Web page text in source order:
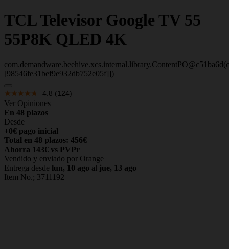
TCL Televisor Google TV 55
55P8K QLED 4K
[98546fe31bef9e932db752e05f]])
4.8 (124)
Ver Opiniones
En 48 plazos
Desde
+0€ pago inicial
Total en 48 plazos: 456€
Ahorra 143€ vs PVPr
Vendido y enviado por Orange
Entrega desde lun, 10 ago al jue, 13 ago
Item No.; 3711192